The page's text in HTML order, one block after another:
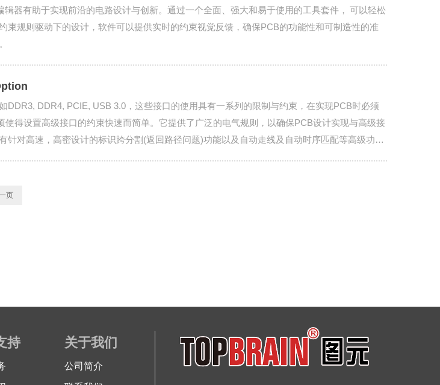
器有助于实现前沿的电路设计与创新。通过一个全面、强大和易于使用的工具套件， 可以轻松
束规则驱动下的设计，软件可以提供实时的约束视觉反馈，确保PCB的功能性和可制造性的准
DDR3, DDR4, PCIE, USB 3.0，这些接口的使用具有一系列的限制与约束，在实现PCB时必须
使得设置高级接口的约束快速而简单。它提供了广泛的电气规则，以确保PCB设计实现与高级接
针对高速，高密设计的标识跨分割(返回路径问题)功能以及自动走线及自动时序匹配等高级功
页
持 关于我们
公司简介